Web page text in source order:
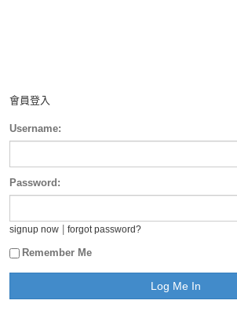
會員登入
Username:
Password:
signup now forgot password?
Remember Me